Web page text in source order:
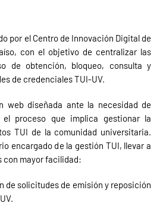
por el Centro de Innovación Digital de
con el objetivo de centralizar las
de obtención, bloqueo, consulta y
de credenciales TUI-UV.
web diseñada ante la necesidad de
proceso que implica gestionar la
TUI de la comunidad universitaria.
encargado de la gestión TUI, llevar a
con mayor facilidad:
de solicitudes de emisión y reposición